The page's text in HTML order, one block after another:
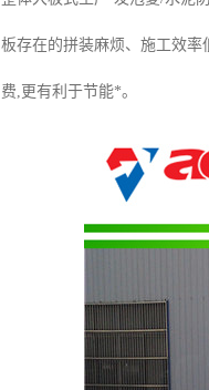
板存在的拼装麻烦、施工效
费,更有利于节能*。